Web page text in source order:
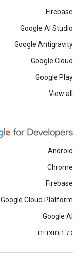
Firebase
Google AI Studio
Google Antigravity
Google Cloud
Google Play
View all
Android
Chrome
Firebase
Google Cloud Platform
Google AI
כל המוצרים